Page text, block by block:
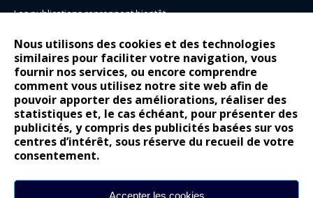
Nous utilisons des cookies et des technologies
similaires pour faciliter votre navigation, vous
fournir nos services, ou encore comprendre
comment vous utilisez notre site web afin de
pouvoir apporter des améliorations, réaliser des
statistiques et, le cas échéant, pour présenter des
publicités, y compris des publicités basées sur vos
centres d’intérêt, sous réserve du recueil de votre
consentement.
Accepter les cookies
Les publications reprennent bientôt…
14 juillet : nouveau film de marque pour Citroën
Renault Espace : voyage, voyage…
Peugeot E-208 GTi : naissance d’une légende
COMMENTAIRES RÉCENTS
Bernard Dardartdans
Gilly